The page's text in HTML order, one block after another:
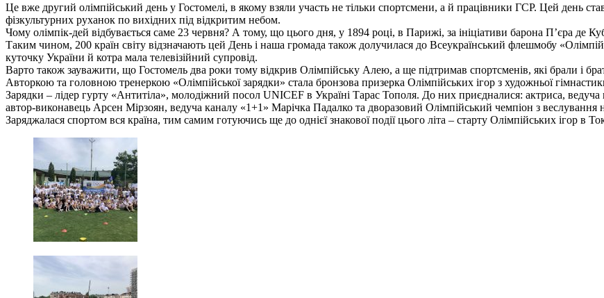
Це вже другий олімпійський день у Гостомелі, в якому взяли участь не тільки спортсмени, а й працівники ГСР. Цей день
фізкультурних руханок по вихідних під відкритим небом.
Чому олімпік-дей відбувається саме 23 червня? А тому, що цього дня, у 1894 році, в Парижі, за ініціативи барона П’єра
Таким чином, 200 країн світу відзначають цей День і наша громада також долучилася до Всеукраїнський флешмобу
куточку України й котра мала телевізійний супровід.
Варто також зауважити, що Гостомель два роки тому відкрив Олімпійську Алею, а ще підтримав спортсменів, які брали і
Авторкою та головною тренеркою «Олімпійської зарядки» стала бронзова призерка Олімпійських ігор з художньої
Зарядки – лідер гурту «Антитіла», молодіжний посол UNICEF в Україні Тарас Тополя. До них приєдналися: актриса,
автор-виконавець Арсен Мірзоян, ведуча каналу «1+1» Марічка Падалко та дворазовий Олімпійський чемпіон з
Заряджалася спортом вся країна, тим самим готуючись ще до однієї знакової події цього літа – старту Олімпійських ігор в